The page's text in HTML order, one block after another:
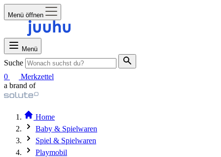
Menü öffnen
Menü
Suche
0
Merkzettel
a brand of
Home
Baby & Spielwaren
Spiel & Spielwaren
Playmobil